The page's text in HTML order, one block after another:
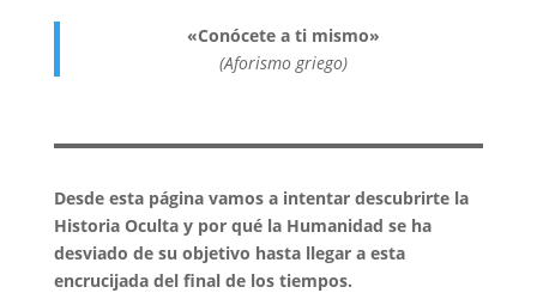
«Conócete a ti mismo»
(Aforismo griego)
Desde esta página vamos a intentar descubrirte la
Historia Oculta y por qué la Humanidad se ha
desviado de su objetivo hasta llegar a esta
encrucijada del final de los tiempos.